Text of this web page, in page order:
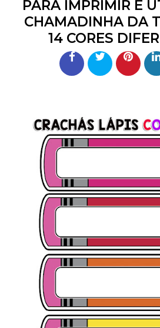
PARA IMPRIMIR E
CHAMADINHA DA
14 CORES